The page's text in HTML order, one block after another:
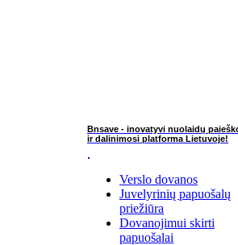
Bnsave - inovatyvi nuolaidų
ir dalinimosi platforma Lietuvoje!
Verslo dovanos
Juvelyrinių papuošalų
priežiūra
Dovanojimui skirti
papuošalai